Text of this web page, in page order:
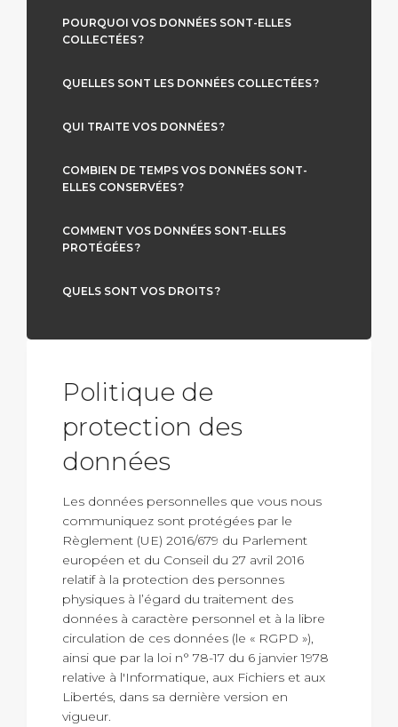
POURQUOI VOS DONNÉES SONT-ELLES
COLLECTÉES ?
QUELLES SONT LES DONNÉES COLLECTÉES ?
QUI TRAITE VOS DONNÉES ?
COMBIEN DE TEMPS VOS DONNÉES SONT-
ELLES CONSERVÉES ?
COMMENT VOS DONNÉES SONT-ELLES
PROTÉGÉES ?
QUELS SONT VOS DROITS ?
Politique de
protection des
données
Les données personnelles que vous nous
communiquez sont protégées par le
Règlement (UE) 2016/679 du Parlement
européen et du Conseil du 27 avril 2016
relatif à la protection des personnes
physiques à l’égard du traitement des
données à caractère personnel et à la libre
circulation de ces données (le « RGPD »),
ainsi que par la loi n° 78-17 du 6 janvier 1978
relative à l'Informatique, aux Fichiers et aux
Libertés, dans sa dernière version en
vigueur.